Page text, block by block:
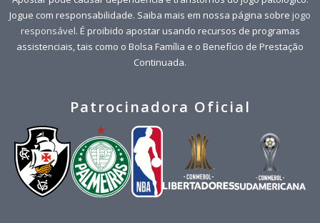
Jogue com responsabilidade. Saiba mais em nossa página sobre jogo
responsável. É proibido apostar usando recursos de programas
assistenciais, tais como o Bolsa Família e o Benefício de Prestação
Continuada.
Patrocinadora Oficial